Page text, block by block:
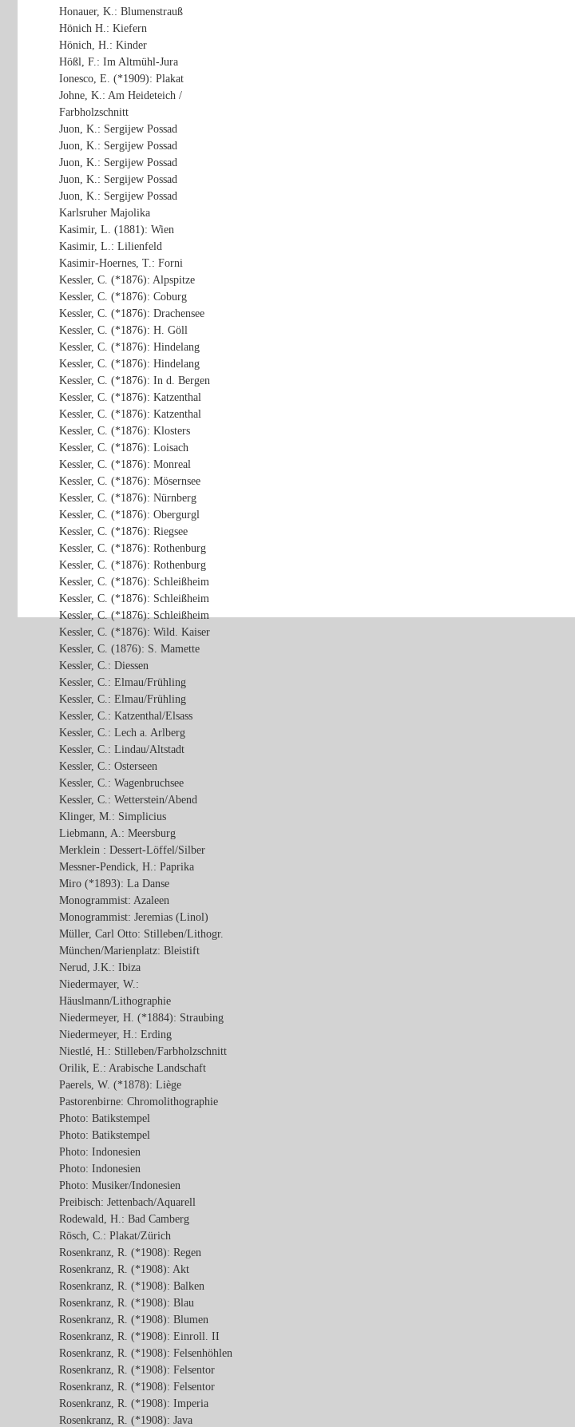
Honauer, K.: Blumenstrauß
Hönich H.: Kiefern
Hönich, H.: Kinder
Hößl, F.: Im Altmühl-Jura
Ionesco, E. (*1909): Plakat
Johne, K.: Am Heideteich /
Farbholzschnitt
Juon, K.: Sergijew Possad
Juon, K.: Sergijew Possad
Juon, K.: Sergijew Possad
Juon, K.: Sergijew Possad
Juon, K.: Sergijew Possad
Karlsruher Majolika
Kasimir, L. (1881): Wien
Kasimir, L.: Lilienfeld
Kasimir-Hoernes, T.: Forni
Kessler, C. (*1876): Alpspitze
Kessler, C. (*1876): Coburg
Kessler, C. (*1876): Drachensee
Kessler, C. (*1876): H. Göll
Kessler, C. (*1876): Hindelang
Kessler, C. (*1876): Hindelang
Kessler, C. (*1876): In d. Bergen
Kessler, C. (*1876): Katzenthal
Kessler, C. (*1876): Katzenthal
Kessler, C. (*1876): Klosters
Kessler, C. (*1876): Loisach
Kessler, C. (*1876): Monreal
Kessler, C. (*1876): Mösernsee
Kessler, C. (*1876): Nürnberg
Kessler, C. (*1876): Obergurgl
Kessler, C. (*1876): Riegsee
Kessler, C. (*1876): Rothenburg
Kessler, C. (*1876): Rothenburg
Kessler, C. (*1876): Schleißheim
Kessler, C. (*1876): Schleißheim
Kessler, C. (*1876): Schleißheim
Kessler, C. (*1876): Wild. Kaiser
Kessler, C. (1876): S. Mamette
Kessler, C.: Diessen
Kessler, C.: Elmau/Frühling
Kessler, C.: Elmau/Frühling
Kessler, C.: Katzenthal/Elsass
Kessler, C.: Lech a. Arlberg
Kessler, C.: Lindau/Altstadt
Kessler, C.: Osterseen
Kessler, C.: Wagenbruchsee
Kessler, C.: Wetterstein/Abend
Klinger, M.: Simplicius
Liebmann, A.: Meersburg
Merklein : Dessert-Löffel/Silber
Messner-Pendick, H.: Paprika
Miro (*1893): La Danse
Monogrammist: Azaleen
Monogrammist: Jeremias (Linol)
Müller, Carl Otto: Stilleben/Lithogr.
München/Marienplatz: Bleistift
Nerud, J.K.: Ibiza
Niedermayer, W.:
Häuslmann/Lithographie
Niedermeyer, H. (*1884): Straubing
Niedermeyer, H.: Erding
Niestlé, H.: Stilleben/Farbholzschnitt
Orilik, E.: Arabische Landschaft
Paerels, W. (*1878): Liège
Pastorenbirne: Chromolithographie
Photo: Batikstempel
Photo: Batikstempel
Photo: Indonesien
Photo: Indonesien
Photo: Musiker/Indonesien
Preibisch: Jettenbach/Aquarell
Rodewald, H.: Bad Camberg
Rösch, C.: Plakat/Zürich
Rosenkranz, R. (*1908): Regen
Rosenkranz, R. (*1908): Akt
Rosenkranz, R. (*1908): Balken
Rosenkranz, R. (*1908): Blau
Rosenkranz, R. (*1908): Blumen
Rosenkranz, R. (*1908): Einroll. II
Rosenkranz, R. (*1908): Felsenhöhlen
Rosenkranz, R. (*1908): Felsentor
Rosenkranz, R. (*1908): Felsentor
Rosenkranz, R. (*1908): Imperia
Rosenkranz, R. (*1908): Java